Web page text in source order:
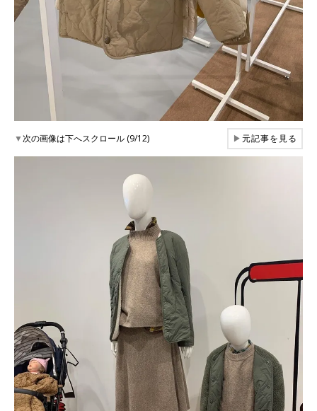
▼次の画像は下へスクロール (9/12) ▶元記事を見る